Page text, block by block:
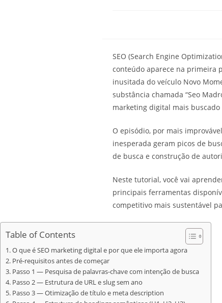
SEO (Search Engine
conteúdo aparece na primeira
inusitada do veículo Novo
substância chamada “Seo
marketing digital mais
O episódio, por mais
inesperada geram picos de
de busca e construção de
Neste tutorial, você vai
principais ferramentas
competitivo mais sustentável
Table of Contents
O que é SEO marketing digital e por que ele importa agora
Pré-requisitos antes de começar
Passo 1 — Pesquisa de palavras-chave com intenção de busca
Passo 2 — Estrutura de URL e slug sem ano
Passo 3 — Otimização de título e meta description